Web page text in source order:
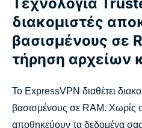
διακομιστές
βασισμένους σε
τήρηση αρχείων
Το ExpressVPN διαθέτει
βασισμένους σε RAM. Χωρίς
αποθηκεύουν τα δεδομένα